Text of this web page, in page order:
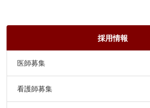
採用情報
医師募集
看護師募集